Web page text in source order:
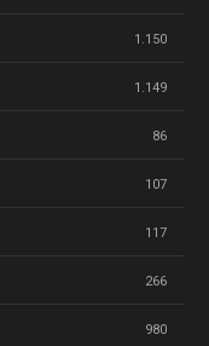
1.150
1.149
86
107
117
266
980